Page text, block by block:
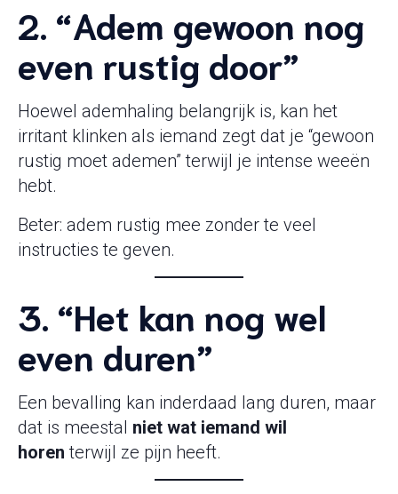
2. “Adem gewoon nog
even rustig door”
Hoewel ademhaling belangrijk is, kan het
irritant klinken als iemand zegt dat je “gewoon
rustig moet ademen” terwijl je intense weeën
hebt.
Beter: adem rustig mee zonder te veel
instructies te geven.
3. “Het kan nog wel
even duren”
Een bevalling kan inderdaad lang duren, maar
dat is meestal niet wat iemand wil
horen terwijl ze pijn heeft.